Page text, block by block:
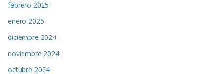
febrero 2025
enero 2025
diciembre 2024
noviembre 2024
octubre 2024